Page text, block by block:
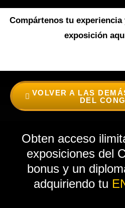
Compártenos tu
exposición
VOLVER A LAS
DEL
Obten acceso
exposiciones del
bonus y un
adquiriendo tu